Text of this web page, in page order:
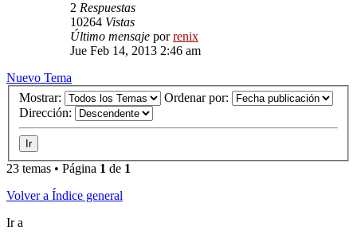
2 Respuestas
10264 Vistas
Último mensaje porrenix
Jue Feb 14, 2013 2:46 am
Nuevo Tema
Mostrar:
Ordenar por:
Dirección:
23 temas • Página 1 de 1
Volver a Índice general
Ir a